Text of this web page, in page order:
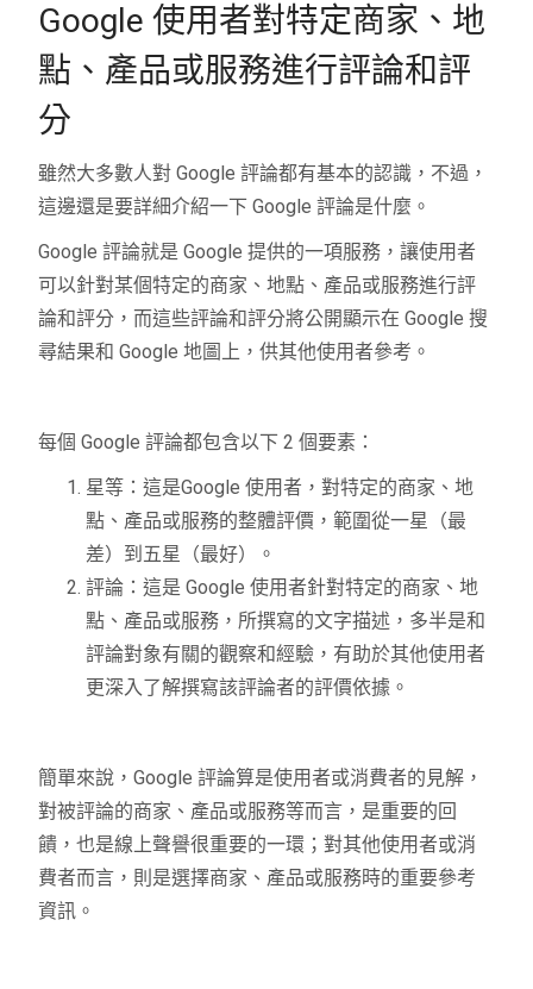
Google 使用者對特定商家、地
點、產品或服務進行評論和評
分
雖然大多數人對 Google 評論都有基本的認識，不過，
這邊還是要詳細介紹一下 Google 評論是什麼。
Google 評論就是 Google 提供的一項服務，讓使用者
可以針對某個特定的商家、地點、產品或服務進行評
論和評分，而這些評論和評分將公開顯示在 Google 搜
尋結果和 Google 地圖上，供其他使用者參考。
每個 Google 評論都包含以下 2 個要素：
星等：這是Google 使用者，對特定的商家、地
點、產品或服務的整體評價，範圍從一星（最
差）到五星（最好）。
評論：這是 Google 使用者針對特定的商家、地
點、產品或服務，所撰寫的文字描述，多半是和
評論對象有關的觀察和經驗，有助於其他使用者
更深入了解撰寫該評論者的評價依據。
簡單來說，Google 評論算是使用者或消費者的見解，
對被評論的商家、產品或服務等而言，是重要的回
饋，也是線上聲譽很重要的一環；對其他使用者或消
費者而言，則是選擇商家、產品或服務時的重要參考
資訊。